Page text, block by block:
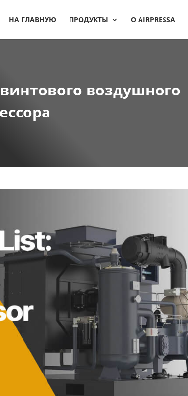
НА ГЛАВНУЮ ПРОДУКТЫ О AIRPRESSA
воздушного